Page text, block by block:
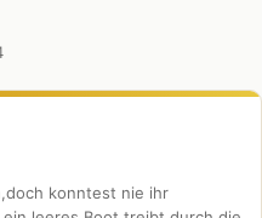
konntest nie ihr